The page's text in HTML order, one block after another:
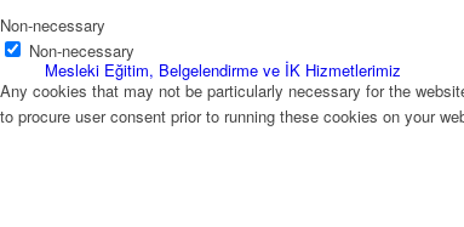
Mesleki Eğitim, Belgelendirme ve İK Hizmetlerimiz
Non-necessary
Non-necessary
Any cookies that may not be particularly necessary for the
to procure user consent prior to running these cookies on your